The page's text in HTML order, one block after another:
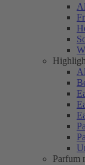
Parfum